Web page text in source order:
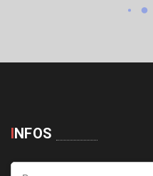
INFOS
Buscar …